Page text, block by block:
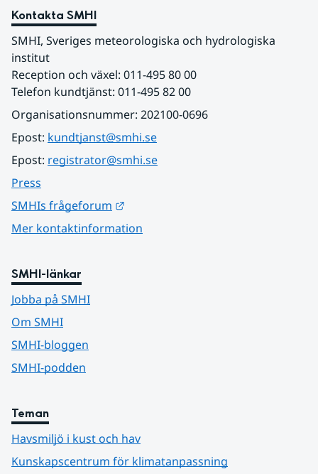
Kontakta SMHI
SMHI, Sveriges meteorologiska och hydrologiska
institut
Reception och växel: 011-495 80 00
Telefon kundtjänst: 011-495 82 00
Organisationsnummer: 202100-0696
Epost: kundtjanst@smhi.se
Epost: registrator@smhi.se
Press
SMHIs frågeforum
Mer kontaktinformation
SMHI-länkar
Jobba på SMHI
Om SMHI
SMHI-bloggen
SMHI-podden
Teman
Havsmiljö i kust och hav
Kunskapscentrum för klimatanpassning